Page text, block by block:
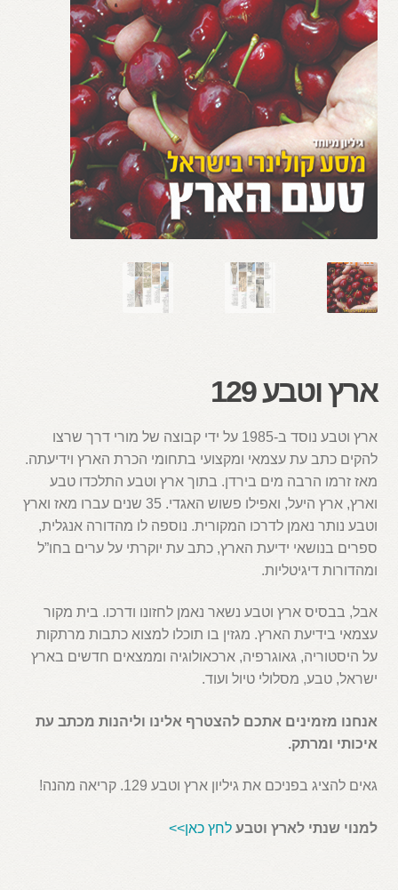
ארץ וטבע 129
ארץ וטבע נוסד ב-1985 על ידי קבוצה של מורי דרך שרצו
להקים כתב עת עצמאי ומקצועי בתחומי הכרת הארץ וידיעתה.
מאז זרמו הרבה מים בירדן. בתוך ארץ וטבע התלכדו טבע
וארץ, ארץ היעל, ואפילו פשוש האגדי. 35 שנים עברו מאז וארץ
וטבע נותר נאמן לדרכו המקורית. נוספה לו מהדורה אנגלית,
ספרים בנושאי ידיעת הארץ, כתב עת יוקרתי על ערים בחו”ל
ומהדורות דיגיטליות.
אבל, בבסיס ארץ וטבע נשאר נאמן לחזונו ודרכו. בית מקור
עצמאי בידיעת הארץ. מגזין בו תוכלו למצוא כתבות מרתקות
על היסטוריה, גאוגרפיה, ארכאולוגיה וממצאים חדשים בארץ
ישראל, טבע, מסלולי טיול ועוד.
אנחנו מזמינים אתכם להצטרף אלינו וליהנות מכתב עת
איכותי ומרתק.
גאים להציג בפניכם את גיליון ארץ וטבע 129. קריאה מהנה!
למנוי שנתי לארץ וטבע לחץ כאן>>